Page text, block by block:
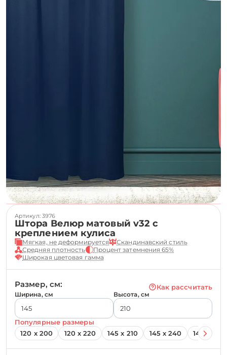
Артикул: 3976
Штора Велюр матовый v32 с
креплением кулиса
Мягкая, не деформируется
Скандинавский стиль
Средняя плотность
Процент затемнения 65%
Широкая цветовая гамма
Размер, см: Как рассчитать
Ширина, см Высота, см
Популярные размеры
120 х 200
120 х 220 145 х 210 145 х 240 145 х 260